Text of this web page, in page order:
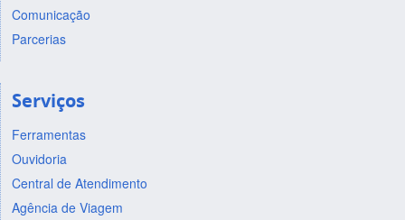
Comunicação
Parcerias
Serviços
Ferramentas
Ouvidoria
Central de Atendimento
Agência de Viagem